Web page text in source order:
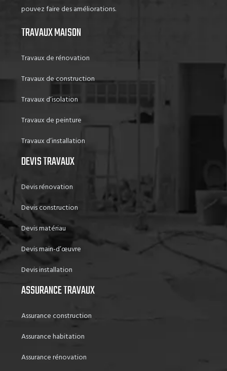
pouvez faire des améliorations.
TRAVAUX MAISON
Travaux de rénovation
Travaux de construction
Travaux d’isolation
Travaux de peinture
Travaux d’installation
DEVIS TRAVAUX
Devis rénovation
Devis construction
Devis matériau
Devis main-d’œuvre
Devis installation
ASSURANCE TRAVAUX
Assurance construction
Assurance habitation
Assurance rénovation